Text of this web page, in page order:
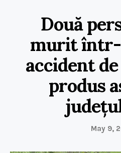
Două
murit
accident
produs
May 9,